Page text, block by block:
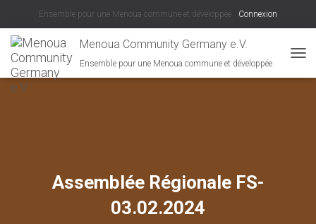
Ensemble pour une Menoua commune et développée Connexion
Menoua Community Germany e.V.
Ensemble pour une Menoua commune et développée
É
Assemblée Régionale FS-
03.02.2024